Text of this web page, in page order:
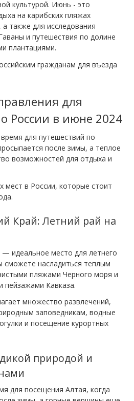
культурой. Июнь - это
на карибских пляжах
также для исследования
и путешествия по долине
плантациями.
гражданам для въезда
для
России в июне 2024
для путешествий по
после зимы, а теплое
возможностей для отдыха и
мест в России, которые стоит
Край: Летний рай на
— идеальное место для летнего
сможете насладиться теплым
пляжами Черного моря и
пейзажами Кавказа.
множество развлечений,
заповедникам, водные
и посещение курортных
природой и
для посещения Алтая, когда